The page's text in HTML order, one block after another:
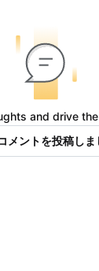
and drive
メントを投稿しま